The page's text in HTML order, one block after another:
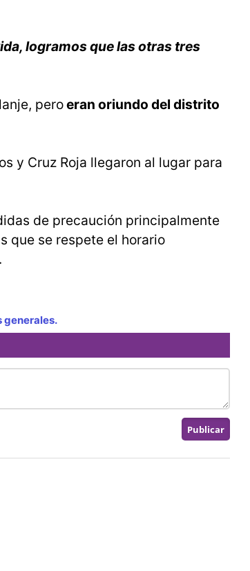
logramos que las otras tres
peroeran oriundo del distrito
y Cruz Roja llegaron al lugar para
de precaución principalmente
que se respete el horario
generales.